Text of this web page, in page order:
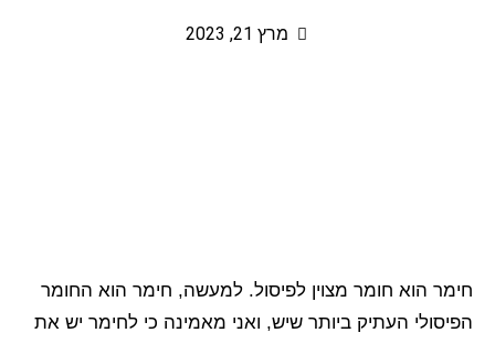
מרץ 21, 2023
חימר הוא חומר מצוין לפיסול. למעשה, חימר הוא החומר
הפיסולי העתיק ביותר שיש, ואני מאמינה כי לחימר יש את